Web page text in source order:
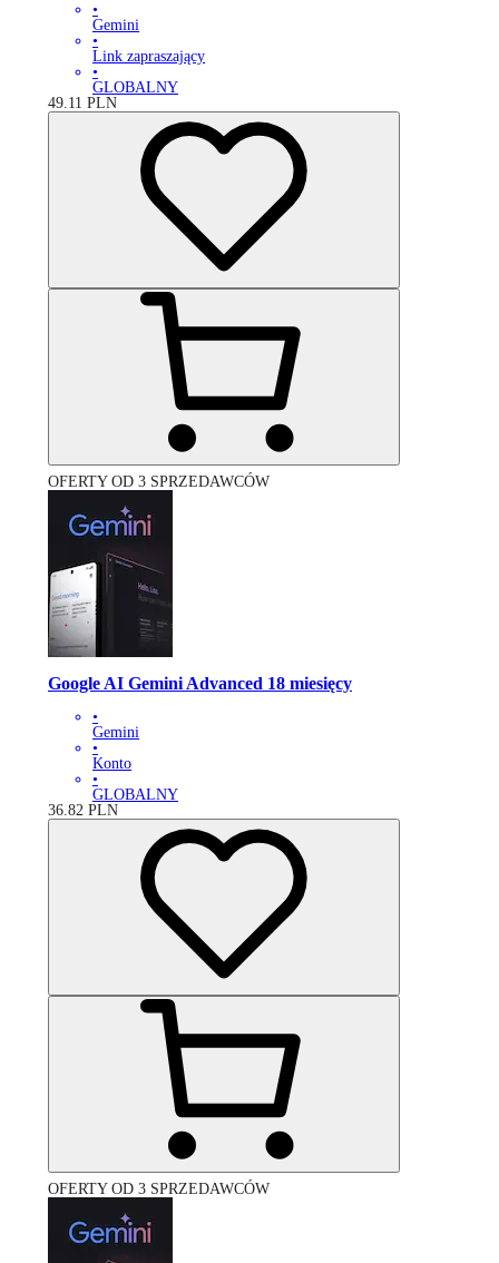
•
Gemini
•
Link zapraszający
•
GLOBALNY
49.11 PLN
OFERTY OD 3 SPRZEDAWCÓW
Google AI Gemini Advanced 18 miesięcy
•
Gemini
•
Konto
•
GLOBALNY
36.82 PLN
OFERTY OD 3 SPRZEDAWCÓW